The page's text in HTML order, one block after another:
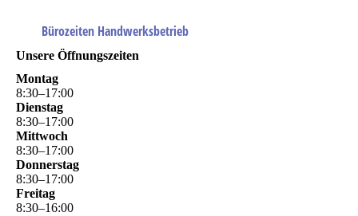
Bürozeiten Handwerksbetrieb
Unsere Öffnungszeiten
Montag
8:30–17:00
Dienstag
8:30–17:00
Mittwoch
8:30–17:00
Donnerstag
8:30–17:00
Freitag
8:30–16:00